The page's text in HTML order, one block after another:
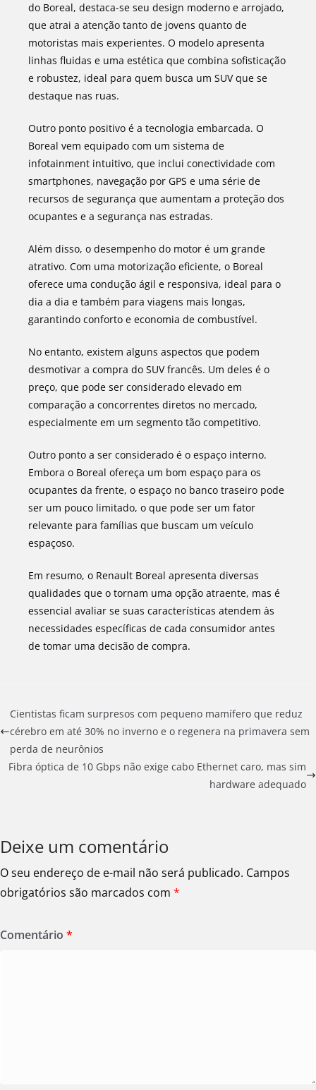
do Boreal, destaca-se seu design moderno e arrojado,
que atrai a atenção tanto de jovens quanto de
motoristas mais experientes. O modelo apresenta
linhas fluidas e uma estética que combina sofisticação
e robustez, ideal para quem busca um SUV que se
destaque nas ruas.
Outro ponto positivo é a tecnologia embarcada. O
Boreal vem equipado com um sistema de
infotainment intuitivo, que inclui conectividade com
smartphones, navegação por GPS e uma série de
recursos de segurança que aumentam a proteção dos
ocupantes e a segurança nas estradas.
Além disso, o desempenho do motor é um grande
atrativo. Com uma motorização eficiente, o Boreal
oferece uma condução ágil e responsiva, ideal para o
dia a dia e também para viagens mais longas,
garantindo conforto e economia de combustível.
No entanto, existem alguns aspectos que podem
desmotivar a compra do SUV francês. Um deles é o
preço, que pode ser considerado elevado em
comparação a concorrentes diretos no mercado,
especialmente em um segmento tão competitivo.
Outro ponto a ser considerado é o espaço interno.
Embora o Boreal ofereça um bom espaço para os
ocupantes da frente, o espaço no banco traseiro pode
ser um pouco limitado, o que pode ser um fator
relevante para famílias que buscam um veículo
espaçoso.
Em resumo, o Renault Boreal apresenta diversas
qualidades que o tornam uma opção atraente, mas é
essencial avaliar se suas características atendem às
necessidades específicas de cada consumidor antes
de tomar uma decisão de compra.
Cientistas ficam surpresos com pequeno mamífero que reduz
cérebro em até 30% no inverno e o regenera na primavera sem
perda de neurônios
Fibra óptica de 10 Gbps não exige cabo Ethernet caro, mas sim
hardware adequado
Deixe um comentário
O seu endereço de e-mail não será publicado. Campos
obrigatórios são marcados com *
Comentário *